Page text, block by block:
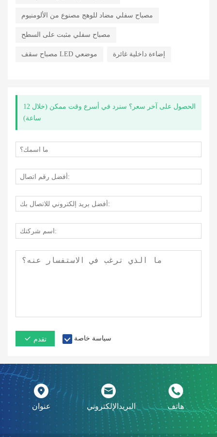
مصباح سفلي مضاد للوهج مصنوع من الألومنيوم
مصباح سفلي مثبت على السطح
مصباح سقف LED موضعي إضاءة داخلية غائرة
الحصول على آخر سعر؟ سنرد في أسرع وقت ممكن (خلال 12
ساعة)
تقدم سياسة خاصة
عنوان البريدالإلكتروني هاتف